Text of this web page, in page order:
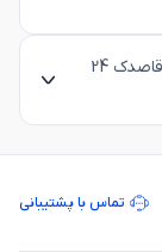
آیا می‌توان بلیط قطار مشهد بهاباد را در قاصدک 24
تماس با پشتیبانی